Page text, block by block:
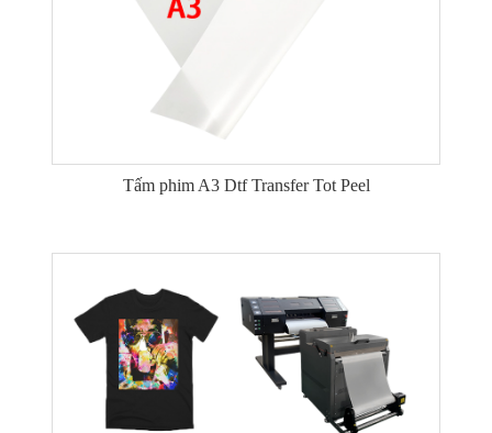
Tấm phim A3 Dtf Transfer Tot Peel